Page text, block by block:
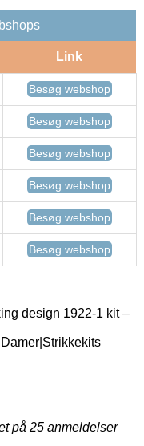
Link
Besøg webshop
Besøg webshop
Besøg webshop
Besøg webshop
Besøg webshop
Besøg webshop
design 1922-1 kit –
på 25 anmeldelser